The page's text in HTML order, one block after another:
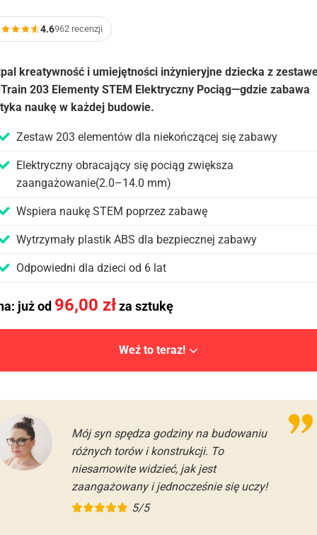
4.6962 recenzji
kreatywność i umiejętności inżynieryjne dziecka z
203 Elementy STEM Elektryczny Pociąg—gdzie zabawa
naukę w każdej budowie.
Zestaw 203 elementów dla niekończącej się zabawy
Elektryczny obracający się pociąg zwiększa
zaangażowanie(2.0–14.0 mm)
Wspiera naukę STEM poprzez zabawę
Wytrzymały plastik ABS dla bezpiecznej zabawy
Odpowiedni dla dzieci od 6 lat
już od 96,00 złza sztukę
Weź to teraz!
Mój syn spędza godziny na budowaniu
różnych torów i konstrukcji. To
niesamowite widzieć, jak jest
zaangażowany i jednocześnie się uczy!
5/5